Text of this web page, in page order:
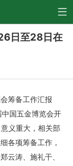
日至28日在
筹备工作汇报
国五金博览会开
义重大，相关部
各项筹备工作，
云涛、施礼干、